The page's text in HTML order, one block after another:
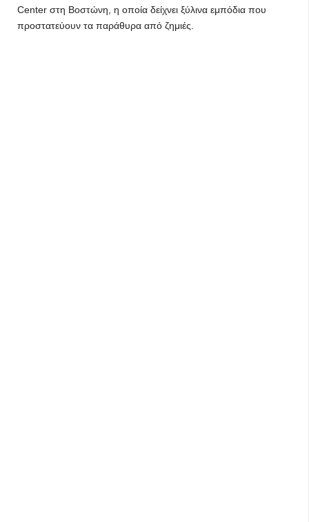
Center στη Βοστώνη, η οποία δείχνει ξύλινα εμπόδια που
προστατεύουν τα παράθυρα από ζημιές.